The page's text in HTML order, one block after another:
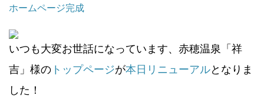
ホームページ完成
いつも大変お世話になっています、赤穂温泉「祥
吉」様の トップページが本日リニューアルとなりま
した！